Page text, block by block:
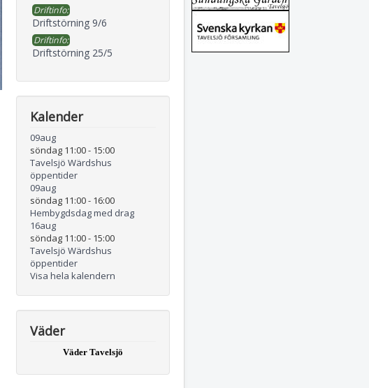
Driftinfo:
Driftstörning 9/6
Driftinfo:
Driftstörning 25/5
Kalender
09aug
söndag 11:00- 15:00
Tavelsjö Wärdshus
öppentider
09aug
söndag 11:00- 16:00
Hembygdsdag med drag
16aug
söndag 11:00- 15:00
Tavelsjö Wärdshus
öppentider
Visa hela kalendern
Väder
Väder Tavelsjö